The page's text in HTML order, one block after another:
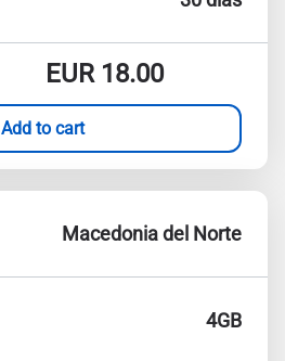
EUR18.00
Add to cart
Macedonia del Norte
4GB